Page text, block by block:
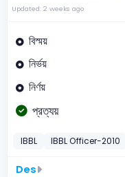
Updated: 2 weeks ago
বিস্ময়
নির্ভয়
নির্ণয়
প্রত্যয়
IBBL IBBL Officer-2010
Des